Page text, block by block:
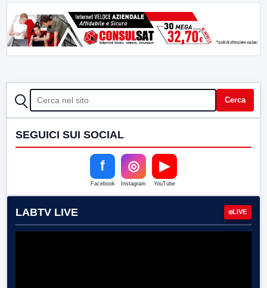
CERCA Cerca
SEGUICI SUI SOCIAL
f
Facebook
◎
Instagram
▶
YouTube
LABTV LIVE LIVE